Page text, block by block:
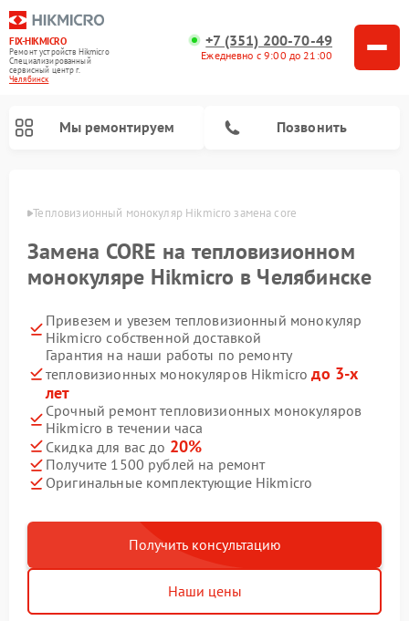
FIX-HIKMICRO
Ремонт устройств Hikmicro
Специализированный
cервисный центр г.
Челябинск
+7 (351) 200-70-49
Ежедневно с 9:00 до 21:00
Мы ремонтируем Позвонить
Тепловизионный монокуляр Hikmicro замена core
Замена CORE на тепловизионном
монокуляре Hikmicro в Челябинске
Привезем и увезем тепловизионный монокуляр
Hikmicro собственной доставкой
Гарантия на наши работы по ремонту
тепловизионных монокуляров Hikmicroдо 3-х
лет
Срочный ремонт тепловизионных монокуляров
Hikmicro в течении часа
Скидка для вас до 20%
Получите 1500 рублей на ремонт
Оригинальные комплектующие Hikmicro
Получить консультацию
Наши цены